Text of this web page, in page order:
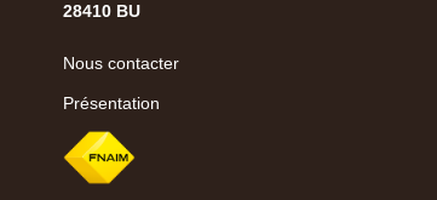
28410 BU
Nous contacter
Présentation